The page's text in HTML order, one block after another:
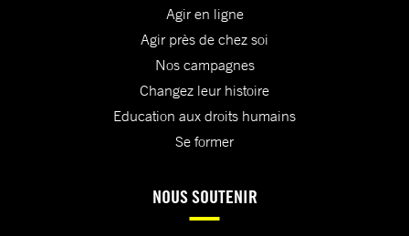
Agir en ligne
Agir près de chez soi
Nos campagnes
Changez leur histoire
Education aux droits humains
Se former
NOUS SOUTENIR